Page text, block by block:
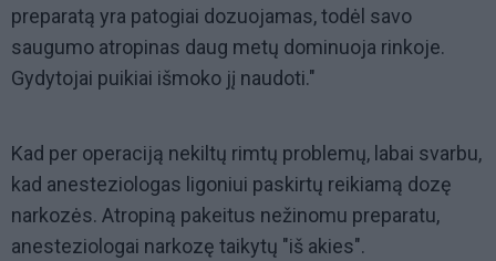
preparatą yra patogiai dozuojamas, todėl savo
saugumo atropinas daug metų dominuoja rinkoje.
Gydytojai puikiai išmoko jį naudoti."
Kad per operaciją nekiltų rimtų problemų, labai svarbu,
kad anesteziologas ligoniui paskirtų reikiamą dozę
narkozės. Atropiną pakeitus nežinomu preparatu,
anesteziologai narkozę taikytų "iš akies".